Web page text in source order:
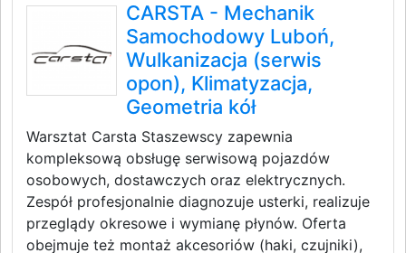
CARSTA - Mechanik
Samochodowy Luboń,
Wulkanizacja (serwis
opon), Klimatyzacja,
Geometria kół
Warsztat Carsta Staszewscy zapewnia
kompleksową obsługę serwisową pojazdów
osobowych, dostawczych oraz elektrycznych.
Zespół profesjonalnie diagnozuje usterki, realizuje
przeglądy okresowe i wymianę płynów. Oferta
obejmuje też montaż akcesoriów (haki, czujniki),